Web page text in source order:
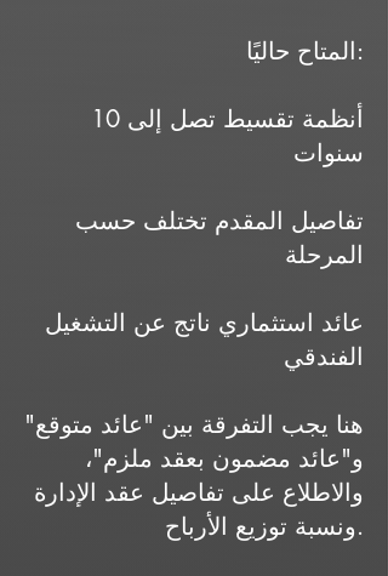
المتاح حاليًا:
أنظمة تقسيط تصل إلى 10
سنوات
تفاصيل المقدم تختلف حسب
المرحلة
عائد استثماري ناتج عن التشغيل
الفندقي
هنا يجب التفرقة بين "عائد متوقع"
و"عائد مضمون بعقد ملزم"،
والاطلاع على تفاصيل عقد الإدارة
ونسبة توزيع الأرباح.